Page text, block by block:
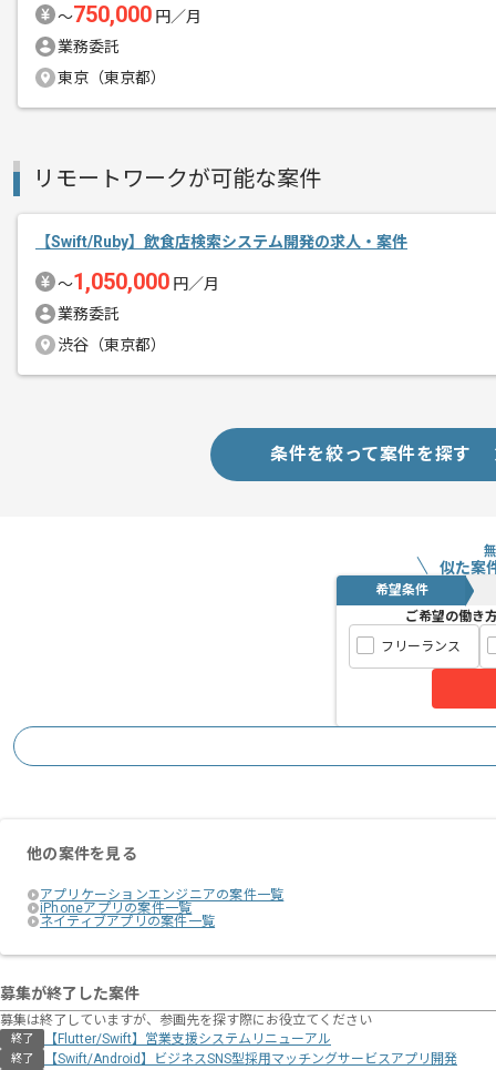
を展開している企業でございます。
〜750,000 円／月
業務委託
東京（東京都）
リモートワークが可能な案件
【Swift/Ruby】飲食店検索システム開発の求人・案件
〜1,050,000 円／月
業務委託
渋谷（東京都）
条件を絞って案件を探す
似た案
希望条件
ご希望の働き
フリーランス
他の案件を見る
アプリケーションエンジニアの案件一覧
iPhoneアプリの案件一覧
ネイティブアプリの案件一覧
募集が終了した案件
募集は終了していますが、参画先を探す際にお役立てください
終了 【Flutter/Swift】営業支援システムリニューアル
終了 【Swift/Android】ビジネスSNS型採用マッチングサービスアプリ開発